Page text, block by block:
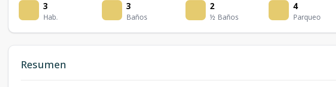
3
Hab.
3
Baños
2
½ Baños
4
Parqueo
Resumen